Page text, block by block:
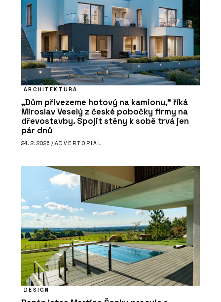
ARCHITEKTURA
„Dům přivezeme hotový na kamionu,“ říká
Miroslav Veselý z české pobočky firmy na
dřevostavby. Spojit stěny k sobě trvá jen
pár dnů
24. 2. 2026 / ADVERTORIAL
DESIGN